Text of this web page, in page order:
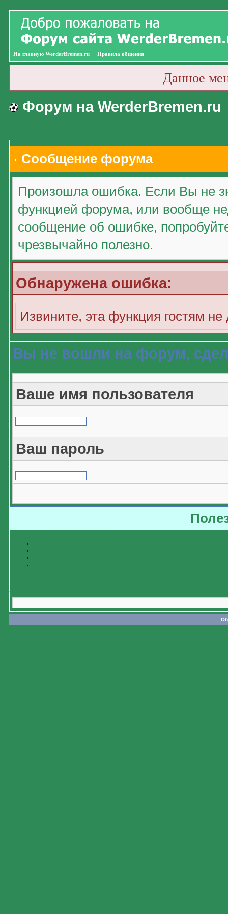
На главную WerderBremen.ru Правила общения
Данное
Форум на WerderBremen.ru
Сообщение форума
Произошла ошибка. Если Вы не
функцией форума, или вообще
сообщение об ошибке,
чрезвычайно полезно.
Обнаружена ошибка:
Извините, эта функция гостям не
Вы не вошли на форум,
Ваше имя пользователя
Ваш пароль